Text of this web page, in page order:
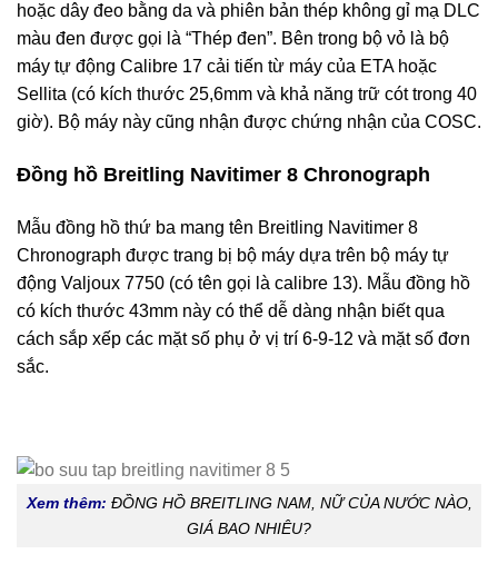
hoặc dây đeo bằng da và phiên bản thép không gỉ mạ DLC
màu đen được gọi là “Thép đen”. Bên trong bộ vỏ là bộ
máy tự động Calibre 17 cải tiến từ máy của ETA hoặc
Sellita (có kích thước 25,6mm và khả năng trữ cót trong 40
giờ). Bộ máy này cũng nhận được chứng nhận của COSC.
Đồng hồ Breitling Navitimer 8 Chronograph
Mẫu đồng hồ thứ ba mang tên Breitling Navitimer 8
Chronograph được trang bị bộ máy dựa trên bộ máy tự
động Valjoux 7750 (có tên gọi là calibre 13). Mẫu đồng hồ
có kích thước 43mm này có thể dễ dàng nhận biết qua
cách sắp xếp các mặt số phụ ở vị trí 6-9-12 và mặt số đơn
sắc.
Xem thêm: ĐỒNG HỒ BREITLING NAM, NỮ CỦA NƯỚC NÀO,
GIÁ BAO NHIÊU?